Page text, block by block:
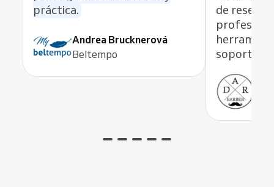
práctica.
Andrea Brucknerová
Beltempo
de
soporte